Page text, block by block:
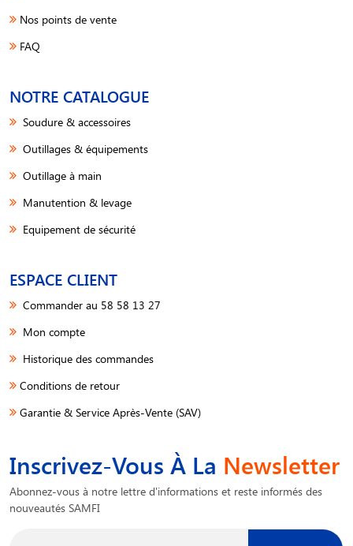
Nos points de vente
FAQ
NOTRE CATALOGUE
Soudure & accessoires
Outillages & équipements
Outillage à main
Manutention & levage
Equipement de sécurité
ESPACE CLIENT
Commander au 58 58 13 27
Mon compte
Historique des commandes
Conditions de retour
Garantie & Service Après-Vente (SAV)
Inscrivez-Vous À La Newsletter
Abonnez-vous à notre lettre d'informations et reste informés des
nouveautés SAMFI